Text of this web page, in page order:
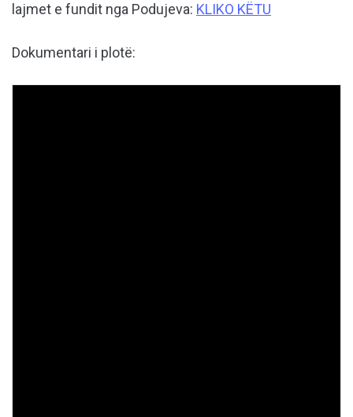
lajmet e fundit nga Podujeva: KLIKO KËTU
Dokumentari i plotë: